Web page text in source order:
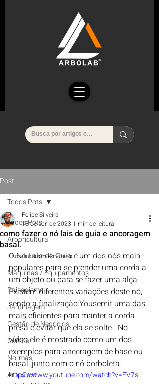
Post
Todos Pots
Arboricultura
Escalada em Árvores
Máquinas / Equipamentos
Paisagismo
Jardinagem
Gestão de Negócios
Cursos
Normas
ArboCast
Todos Pots
como fazer o nó lais de guia e ancoragem
basal.
Felipe Silveira
13 de abr. de 2023 1 min de leitura
O Nó Lais de Guia é um dos nós mais
populares para se prender uma corda a
um objeto ou para se fazer uma alça.
Existem diferentes variações deste nó,
sendo a finalização Yousemit uma das
mais eficientes para manter a corda
presa e evitar que ela se solte.  No
vídeo ele é mostrado como um dos
exemplos para ancoragem de base ou
basal, junto com o nó borboleta.
https://www.youtube.com/watch?v=FV7s-